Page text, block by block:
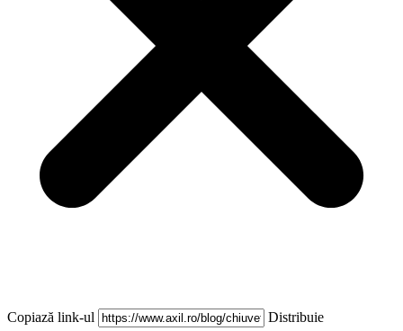
Copiază link-ul Distribuie